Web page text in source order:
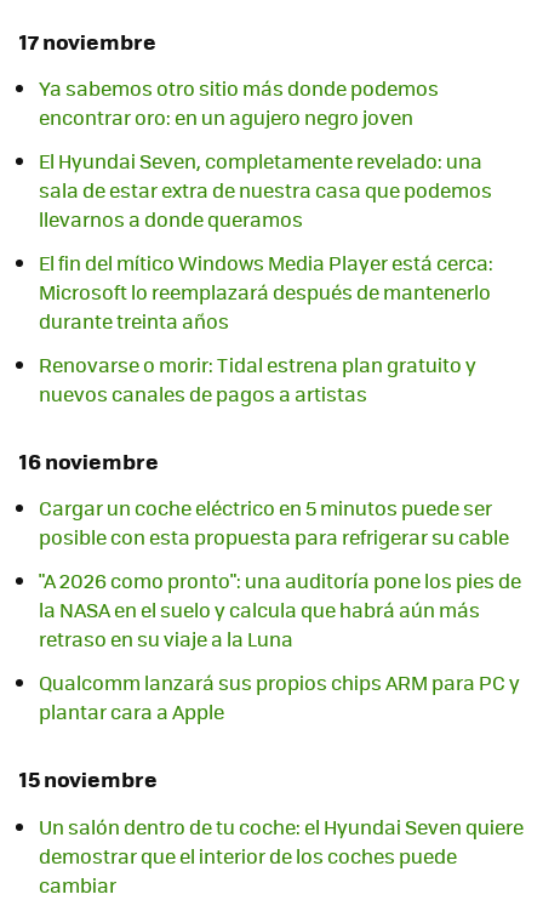
17 noviembre
Ya sabemos otro sitio más donde podemos
encontrar oro: en un agujero negro joven
El Hyundai Seven, completamente revelado: una
sala de estar extra de nuestra casa que podemos
llevarnos a donde queramos
El fin del mítico Windows Media Player está cerca:
Microsoft lo reemplazará después de mantenerlo
durante treinta años
Renovarse o morir: Tidal estrena plan gratuito y
nuevos canales de pagos a artistas
16 noviembre
Cargar un coche eléctrico en 5 minutos puede ser
posible con esta propuesta para refrigerar su cable
"A 2026 como pronto": una auditoría pone los pies de
la NASA en el suelo y calcula que habrá aún más
retraso en su viaje a la Luna
Qualcomm lanzará sus propios chips ARM para PC y
plantar cara a Apple
15 noviembre
Un salón dentro de tu coche: el Hyundai Seven quiere
demostrar que el interior de los coches puede
cambiar